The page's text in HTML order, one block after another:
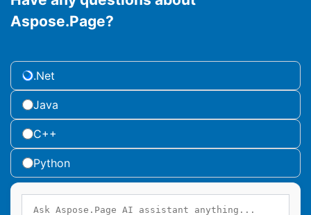
Aspose.Page?
.Net
Java
C++
Python